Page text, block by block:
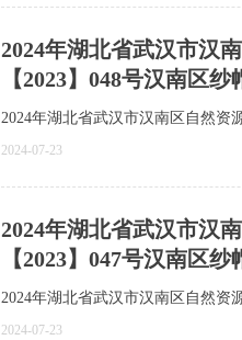
2024年湖北省武汉市汉
【2023】048号汉南区
2024年湖北省武汉市汉南区自然资
2024-07-23
2024年湖北省武汉市汉
【2023】047号汉南区
2024年湖北省武汉市汉南区自然资
2024-07-23